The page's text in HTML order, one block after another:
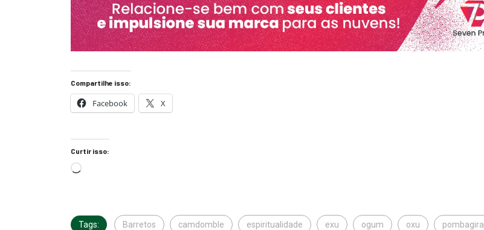
Compartilhe isso:
Facebook X
Curtir isso:
Tags: Barretos camdomble espiritualidade exu ogum oxu pombagira